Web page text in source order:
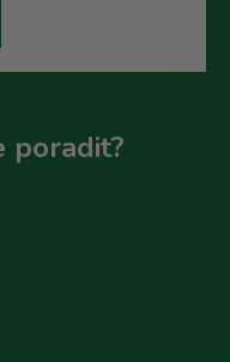
poradit?